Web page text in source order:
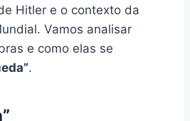
Hitler e o contexto da
Vamos analisar
e como elas se
.